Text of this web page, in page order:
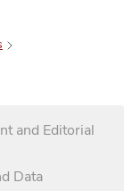
and Editorial
Data